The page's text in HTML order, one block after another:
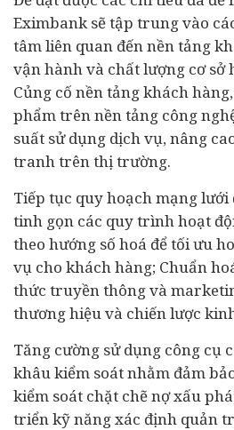
Eximbank sẽ tập trung vào
tâm liên quan đến nền tảng
vận hành và chất lượng cơ sở
Củng cố nền tảng khách
phẩm trên nền tảng công
suất sử dụng dịch vụ, nâng
tranh trên thị trường.
Tiếp tục quy hoạch mạng
tinh gọn các quy trình hoạt
theo hướng số hoá để tối ưu
vụ cho khách hàng; Chuẩn
thức truyền thông và
thương hiệu và chiến lược
Tăng cường sử dụng công cụ
khâu kiểm soát nhằm đảm
kiểm soát chặt chẽ nợ xấu
triển kỹ năng xác định quản